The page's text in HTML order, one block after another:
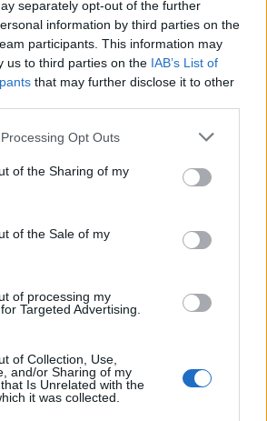
separately opt-out of the further
information by third parties on the
participants. This information may
us to third parties on the IAB’s List of
that may further disclose it to other
Opt Outs
of the Sharing of my
of the Sale of my
of processing my
Targeted Advertising.
of Collection, Use,
and/or Sharing of my
Is Unrelated with the
it was collected.